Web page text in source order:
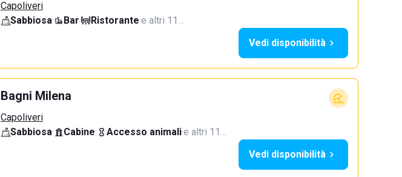
Capoliveri
Sabbiosa· Bar· Ristorante·e altri 11…
Vedi disponibilità
Bagni Milena
Capoliveri
Sabbiosa· Cabine· Accesso animali·e altri 11…
Vedi disponibilità